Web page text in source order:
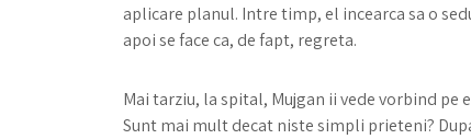
aplicare planul. Intre timp, el incearca sa o
apoi se face ca, de fapt, regreta.
Mai tarziu, la spital, Mujgan ii vede vorbind pe
Sunt mai mult decat niste simpli prieteni?